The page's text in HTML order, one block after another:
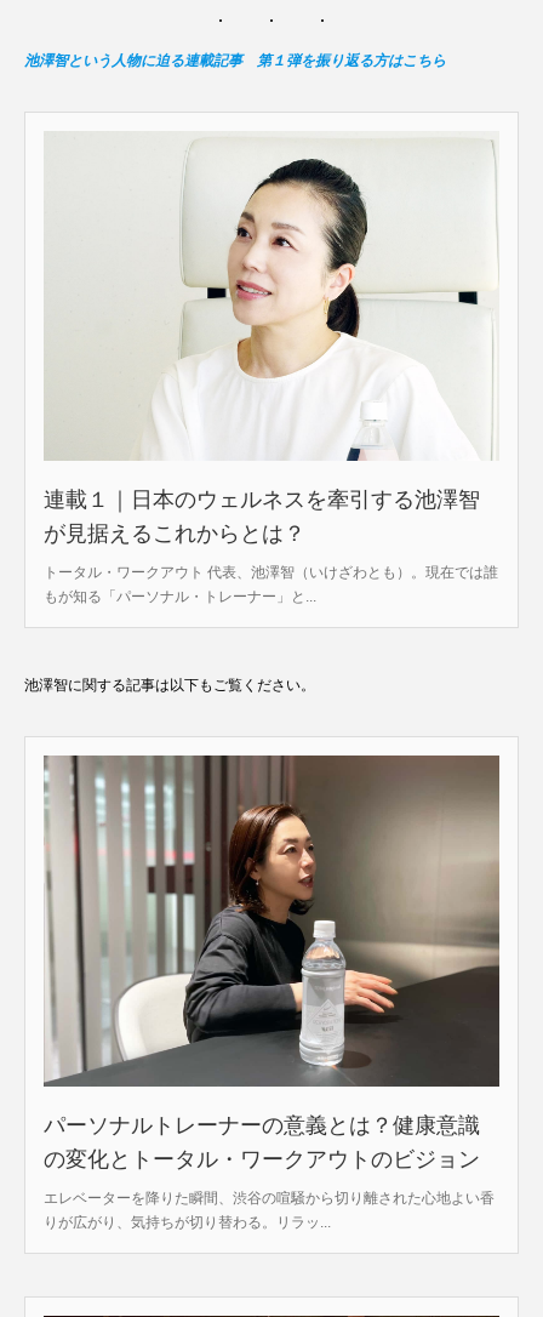
池澤智という人物に迫る連載記事 第１弾を振り返る方はこちら
連載１｜日本のウェルネスを牽引する池澤智
が見据えるこれからとは？
トータル・ワークアウト 代表、池澤智（いけざわとも）。現在では誰
もが知る「パーソナル・トレーナー」と...
池澤智に関する記事は以下もご覧ください。
パーソナルトレーナーの意義とは？健康意識
の変化とトータル・ワークアウトのビジョン
エレベーターを降りた瞬間、渋谷の喧騒から切り離された心地よい香
りが広がり、気持ちが切り替わる。リラッ...